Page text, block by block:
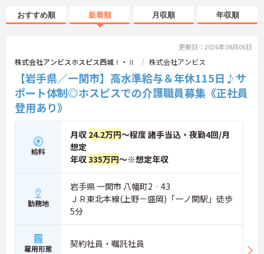
おすすめ順 新着順 月収順 年収順
更新日：2026年08月06日
株式会社アンビスホスピス西城Ⅰ・Ⅱ 株式会社アンビス
【岩手県／一関市】高水準給与＆年休115日♪サ
ポート体制◎ホスピスでの介護職員募集《正社員
登用あり》
給料
月収 24.2万円～程度 諸手当込・夜勤4回/月
想定
年収335万円～※想定年収
勤務地
岩手県 一関市 八幡町2‐43
ＪＲ東北本線(上野－盛岡)「一ノ関駅」徒歩
5分
雇用形態 契約社員・嘱託社員